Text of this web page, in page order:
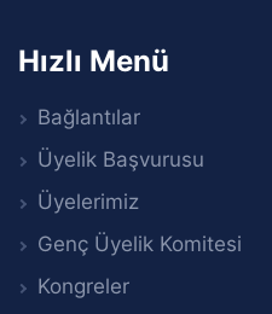
Hızlı Menü
Bağlantılar
Üyelik Başvurusu
Üyelerimiz
Genç Üyelik Komitesi
Kongreler